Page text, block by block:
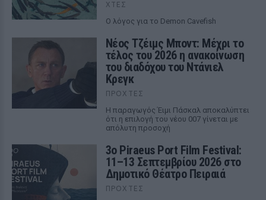
ΧΤΕΣ
Ο λόγος για το Demon Cavefish
Νέος Τζέιμς Μποντ: Μέχρι το
τέλος του 2026 η ανακοίνωση
του διαδόχου του Ντάνιελ
Κρεγκ
ΠΡΟΧΤΈΣ
Η παραγωγός Έιμι Πάσκαλ αποκαλύπτει
ότι η επιλογή του νέου 007 γίνεται με
απόλυτη προσοχή
3ο Piraeus Port Film Festival:
11–13 Σεπτεμβρίου 2026 στο
Δημοτικό Θέατρο Πειραιά
ΠΡΟΧΤΈΣ